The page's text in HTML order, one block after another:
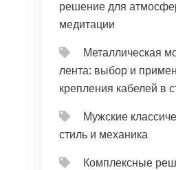
решение для
медитации
Металлическая
лента: выбор и
крепления кабелей в
Мужские
стиль и механика
Комплексные